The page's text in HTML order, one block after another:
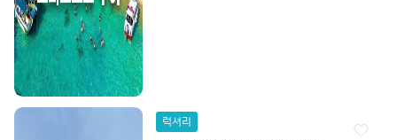
럭셔리